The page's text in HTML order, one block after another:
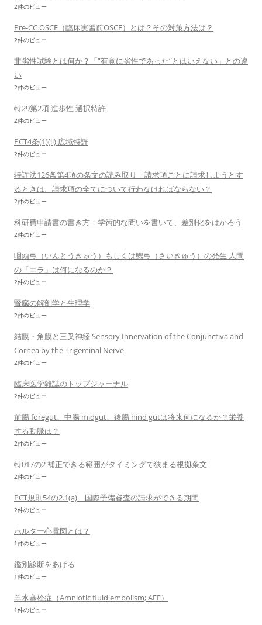
2件のビュー
Pre-CC OSCE（臨床実習前OSCE）とは？その対策方法は？
2件のビュー
非劣性試験とは何か？「”有意に劣性であった”とはいえない」との違
い
2件のビュー
特29第2項 進歩性 選択特許
2件のビュー
PCT4条(1)(ii) 広域特許
2件のビュー
特許法126条第4項の条文の読み取り 請求項ごとに請求しようとす
るときは、請求項の全てについて行わなければならない？
2件のビュー
科研費申請書の書き方：学術的な問いを書いて、差別化をはかろう
2件のビュー
咽頭弓（いんとうきゅう）もしくは鰓弓（さいきゅう）の発生 人間
の「エラ」は何になるのか？
2件のビュー
腎臓の解剖学と生理学
2件のビュー
結膜・角膜と三叉神経 Sensory Innervation of the Conjunctiva and
Cornea by the Trigeminal Nerve
2件のビュー
臨床医学雑誌のトップジャーナル
2件のビュー
前腸 foregut、中腸 midgut、後腸 hind gutは将来何になるか？栄養
する動脈は？
2件のビュー
特017の2 補正できる範囲がタイミングで狭まる根拠条文
2件のビュー
PCT規則54の2.1(a) 国際予備審査の請求ができる期間
2件のビュー
ホルター心電図とは？
1件のビュー
鑑別診断をあげる
1件のビュー
羊水塞栓症（Amniotic fluid embolism; AFE）
1件のビュー